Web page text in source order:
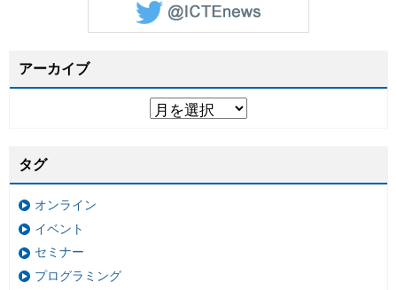
アーカイブ
タグ
オンライン
イベント
セミナー
プログラミング